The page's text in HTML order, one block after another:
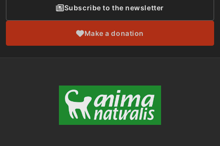
Subscribe to the newsletter
Make a donation